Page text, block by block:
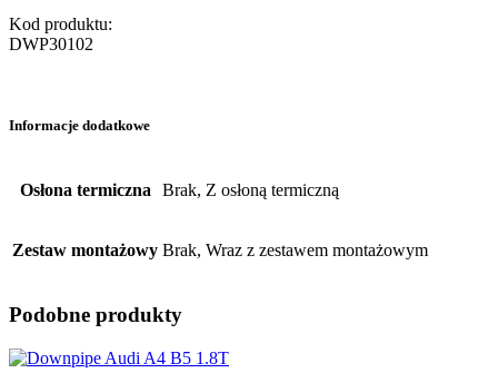
Kod produktu:
DWP30102
Informacje dodatkowe
Osłona termiczna Brak, Z osłoną termiczną
Zestaw montażowy Brak, Wraz z zestawem montażowym
Podobne produkty